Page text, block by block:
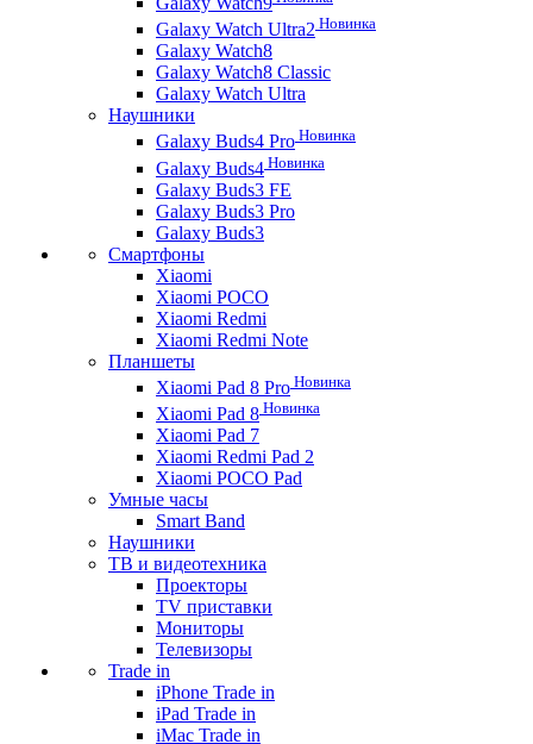
Galaxy Watch Ultra2 Новинка
Galaxy Watch8
Galaxy Watch8 Classic
Galaxy Watch Ultra
Наушники
Galaxy Buds4 Pro Новинка
Galaxy Buds4 Новинка
Galaxy Buds3 FE
Galaxy Buds3 Pro
Galaxy Buds3
Смартфоны
Xiaomi
Xiaomi POCO
Xiaomi Redmi
Xiaomi Redmi Note
Планшеты
Xiaomi Pad 8 Pro Новинка
Xiaomi Pad 8 Новинка
Xiaomi Pad 7
Xiaomi Redmi Pad 2
Xiaomi POCO Pad
Умные часы
Smart Band
Наушники
ТВ и видеотехника
Проекторы
TV приставки
Мониторы
Телевизоры
Trade in
iPhone Trade in
iPad Trade in
iMac Trade in